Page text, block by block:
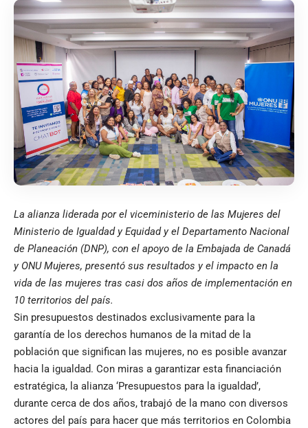
La alianza liderada por el viceministerio de las Mujeres del
Ministerio de Igualdad y Equidad y el Departamento Nacional
de Planeación (DNP), con el apoyo de la Embajada de Canadá
y ONU Mujeres, presentó sus resultados y el impacto en la
vida de las mujeres tras casi dos años de implementación en
10 territorios del país.
Sin presupuestos destinados exclusivamente para la
garantía de los derechos humanos de la mitad de la
población que significan las mujeres, no es posible avanzar
hacia la igualdad. Con miras a garantizar esta financiación
estratégica, la alianza ‘Presupuestos para la igualdad’,
durante cerca de dos años, trabajó de la mano con diversos
actores del país para hacer que más territorios en Colombia